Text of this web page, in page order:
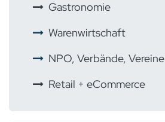
Gastronomie
Warenwirtschaft
NPO, Verbände, Vereine
Retail + eCommerce